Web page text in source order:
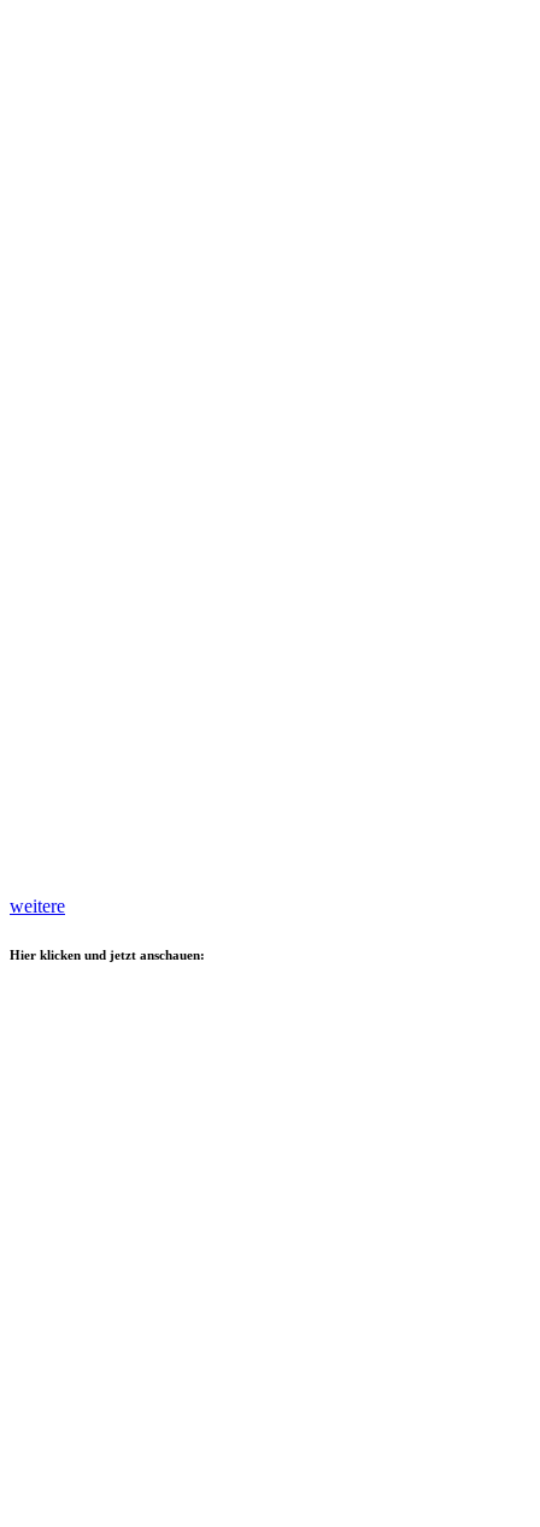
weitere
Hier klicken und jetzt anschauen: